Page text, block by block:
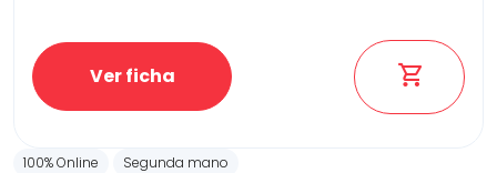
Ver ficha
100% Online Segunda mano